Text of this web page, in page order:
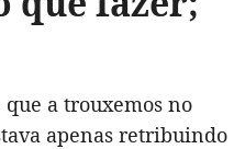
que a trouxemos no
apenas retribuindo